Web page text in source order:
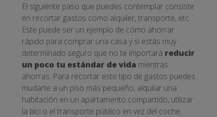
El siguiente paso que puedes contemplar consiste
en recortar gastos como alquiler, transporte, etc.
Este puede ser un ejemplo de cómo ahorrar
rápido para comprar una casa y si estás muy
determinado seguro que no te importará reducir
un poco tu estándar de vida mientras
ahorras. Para recortar este tipo de gastos puedes
mudarte a un piso más pequeño, alquilar una
habitación en un apartamento compartido, utilizar
la bici o el transporte público en vez del coche.